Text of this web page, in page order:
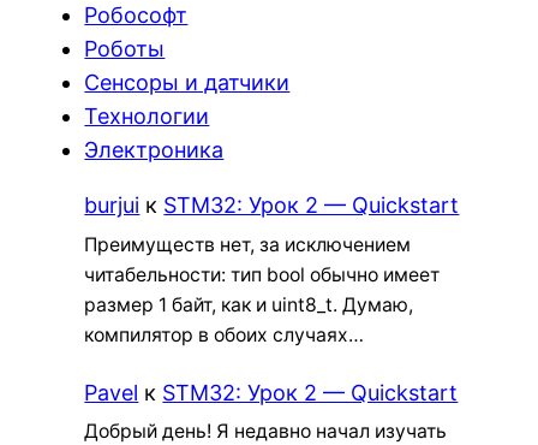
Робософт
Роботы
Сенсоры и датчики
Технологии
Электроника
burjui к STM32: Урок 2 — Quickstart
Преимуществ нет, за исключением
читабельности: тип bool обычно имеет
размер 1 байт, как и uint8_t. Думаю,
компилятор в обоих случаях…
Pavel к STM32: Урок 2 — Quickstart
Добрый день! Я недавно начал изучать